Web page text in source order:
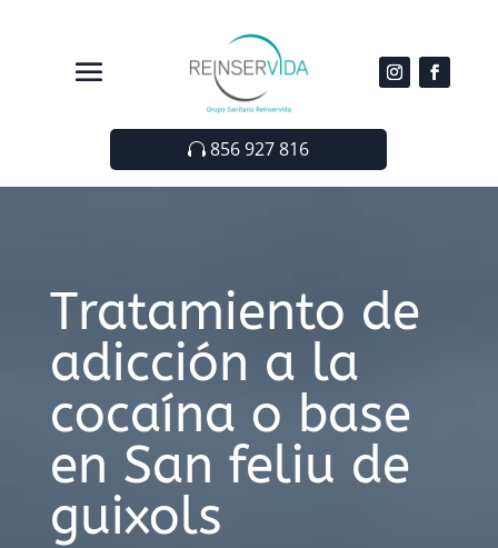
856 927 816
Tratamiento de
adicción a la
cocaína o base
en San feliu de
guixols